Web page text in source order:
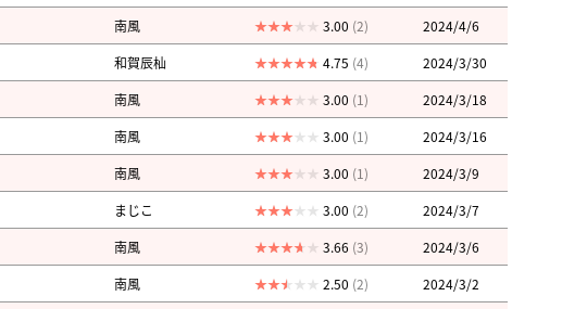
南風 3.00 (2)
2024/4/6
和賀辰杣 4.75 (4)
2024/3/30
南風 3.00 (1)
2024/3/18
南風 3.00 (1)
2024/3/16
南風 3.00 (1)
2024/3/9
まじこ 3.00 (2)
2024/3/7
南風 3.66 (3)
2024/3/6
南風 2.50 (2)
2024/3/2